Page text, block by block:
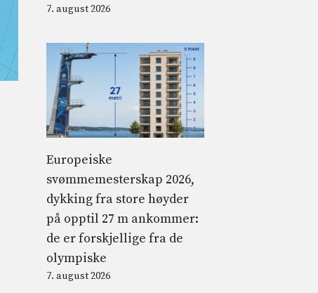
7. august 2026
Europeiske
svømmemesterskap 2026,
dykking fra store høyder
på opptil 27 m ankommer:
de er forskjellige fra de
olympiske
7. august 2026